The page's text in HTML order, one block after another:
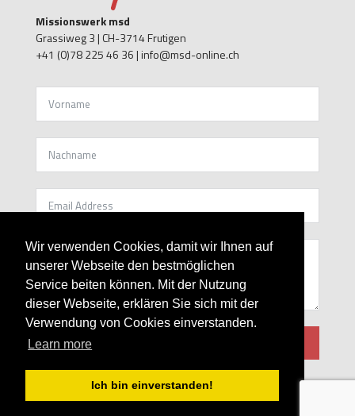
Wir verwenden Cookies, damit wir Ihnen auf
unserer Webseite den bestmöglichen
Service beiten können. Mit der Nutzung
dieser Webseite, erklären Sie sich mit der
Verwendung von Cookies einverstanden.
Learn more
Ich bin einverstanden!
Missionswerk msd
Grassiweg 3 | CH-3714 Frutigen
+41 (0)78 225 46 36 | info@msd-online.ch